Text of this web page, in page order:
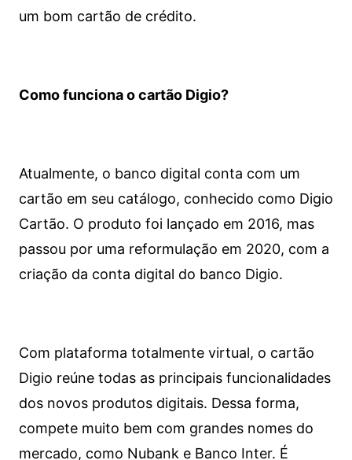
um bom cartão de crédito.
Como funciona o cartão Digio?
Atualmente, o banco digital conta com um
cartão em seu catálogo, conhecido como Digio
Cartão. O produto foi lançado em 2016, mas
passou por uma reformulação em 2020, com a
criação da conta digital do banco Digio.
Com plataforma totalmente virtual, o cartão
Digio reúne todas as principais funcionalidades
dos novos produtos digitais. Dessa forma,
compete muito bem com grandes nomes do
mercado, como Nubank e Banco Inter. É